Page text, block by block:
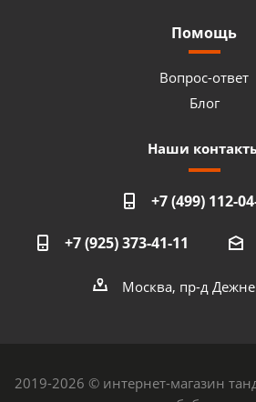
Помощь
Вопрос-ответ
Блог
Наши
+7 (499) 112-
+7 (925) 373-41-11
Москва, пр-д
2019-2026 © интернет-магазин